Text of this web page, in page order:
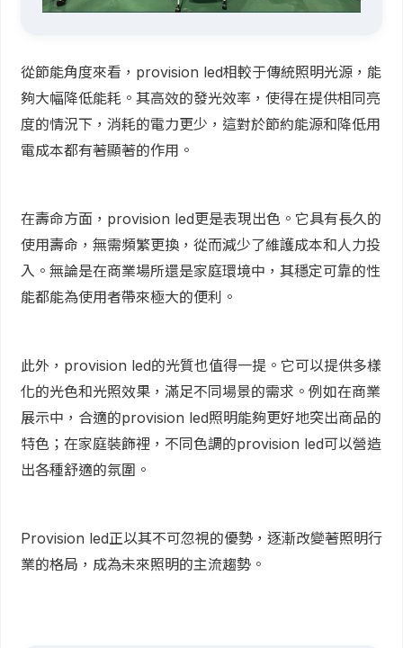
從節能角度來看，provision led相較于傳統照明光源，能
夠大幅降低能耗。其高效的發光效率，使得在提供相同亮
度的情況下，消耗的電力更少，這對於節約能源和降低用
電成本都有著顯著的作用。
在壽命方面，provision led更是表現出色。它具有長久的
使用壽命，無需頻繁更換，從而減少了維護成本和人力投
入。無論是在商業場所還是家庭環境中，其穩定可靠的性
能都能為使用者帶來極大的便利。
此外，provision led的光質也值得一提。它可以提供多樣
化的光色和光照效果，滿足不同場景的需求。例如在商業
展示中，合適的provision led照明能夠更好地突出商品的
特色；在家庭裝飾裡，不同色調的provision led可以營造
出各種舒適的氛圍。
Provision led正以其不可忽視的優勢，逐漸改變著照明行
業的格局，成為未來照明的主流趨勢。